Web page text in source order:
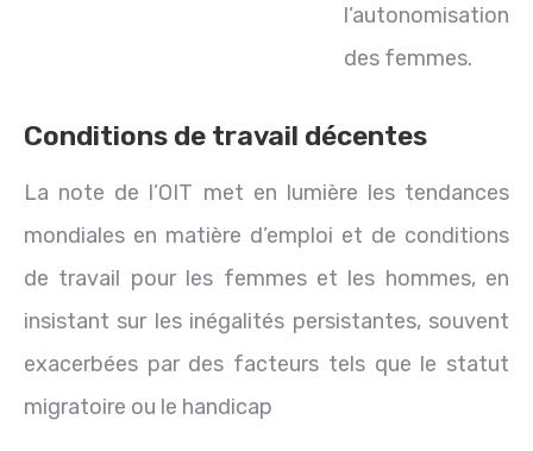
l’autonomisation
des femmes.
Conditions de travail décentes
La note de l’OIT met en lumière les tendances
mondiales en matière d’emploi et de conditions
de travail pour les femmes et les hommes, en
insistant sur les inégalités persistantes, souvent
exacerbées par des facteurs tels que le statut
migratoire ou le handicap